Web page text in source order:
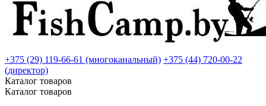
+375 (29) 119-66-61 (многоканальный) +375 (44) 720-00-22
(директор)
Каталог товаров
Каталог товаров